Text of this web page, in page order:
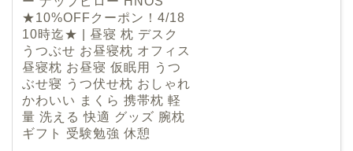
★10%OFFクーポン！4/18
10時迄★ | 昼寝 枕 デスク
うつぶせ お昼寝枕 オフィス
昼寝枕 お昼寝 仮眠用 うつ
ぶせ寝 うつ伏せ枕 おしゃれ
かわいい まくら 携帯枕 軽
量 洗える 快適 グッズ 腕枕
ギフト 受験勉強 休憩